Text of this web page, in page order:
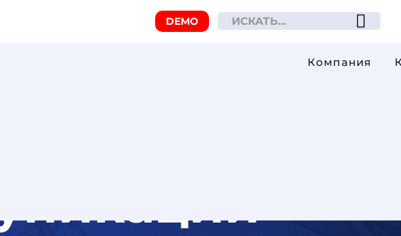
DEMO
Компания